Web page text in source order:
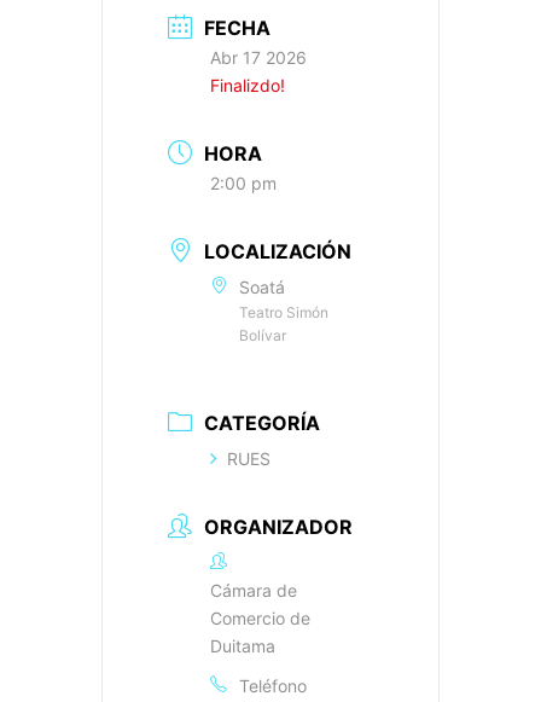
FECHA
Abr 17 2026
Finalizdo!
HORA
2:00 pm
LOCALIZACIÓN
Soatá
Teatro Simón
Bolívar
CATEGORÍA
RUES
ORGANIZADOR
Cámara de
Comercio de
Duitama
Teléfono